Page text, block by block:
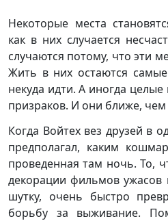
Некоторые места
как в них случается
случаются потому, что эти
Жить в них остаются
некуда идти. А иногда
призраков. И они ближе,
Когда Войтех вез друзей в
предполагал, каким
проведенная там ночь. То,
декорации фильмов
шутку, очень быстро
борьбу за выживание.